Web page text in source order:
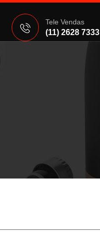
Tele Vendas
(11) 2628 7333